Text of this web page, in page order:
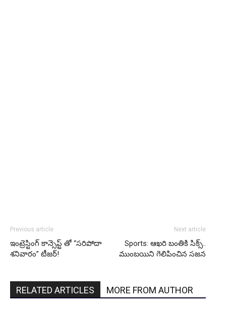
Previous article
ఇంట్రెస్టింగ్ కాన్సెప్ట్ తో “సరిపోదా
శనివారం” టీజర్!
Next article
Sports: ఆఖరి బంతికి సిక్స్..
ముంబయిని గెలిపించిన సజన
RELATED ARTICLES MORE FROM AUTHOR